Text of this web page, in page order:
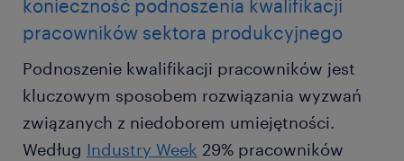
konieczność podnoszenia kwalifikacji
pracowników sektora produkcyjnego
Podnoszenie kwalifikacji pracowników jest
kluczowym sposobem rozwiązania wyzwań
związanych z niedoborem umiejętności.
Według Industry Week 29% pracowników